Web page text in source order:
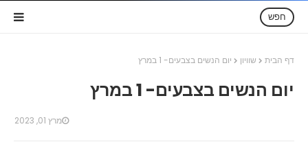
חפש
דף הבית שוויון יום הנשים בצבעים- 1 במרץ
יום הנשים בצבעים- 1 במרץ
מרץ 01, 2023